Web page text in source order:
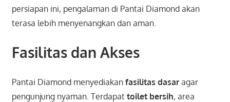
persiapan ini, pengalaman di Pantai Diamond akan
terasa lebih menyenangkan dan aman.
Fasilitas dan Akses
Pantai Diamond menyediakan fasilitas dasaragar
pengunjung nyaman. Terdapat toilet bersih, area